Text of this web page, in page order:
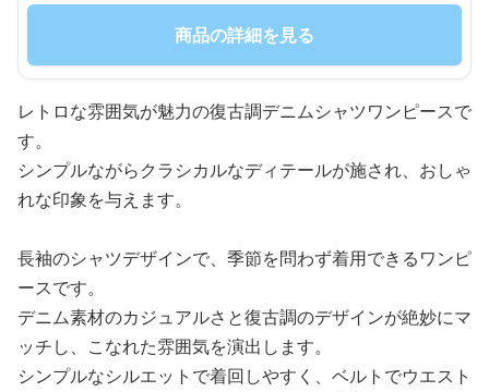
商品の詳細を見る
レトロな雰囲気が魅力の復古調デニムシャツワンピースで
す。
シンプルながらクラシカルなディテールが施され、おしゃ
れな印象を与えます。
長袖のシャツデザインで、季節を問わず着用できるワンピ
ースです。
デニム素材のカジュアルさと復古調のデザインが絶妙にマ
ッチし、こなれた雰囲気を演出します。
シンプルなシルエットで着回しやすく、ベルトでウエスト